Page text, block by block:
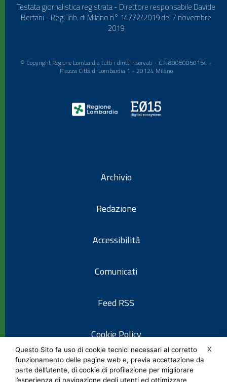
Testata giornalistica registrata - Direttore responsabile Davide
Bertani - Reg. Trib. di Milano n° 14772/2019 del 7 novembre
2019
© Copyright Regione Lombardia tutti i diritti riservati - C.F. 80050050154 -
Piazza Città di Lombardia 1 - 20124 Milano
Archivio
Redazione
Accessibilità
Comunicati
Feed RSS
Cookie Policy
Informativa privacy
X
Questo Sito fa uso di cookie tecnici necessari al corretto
funzionamento delle pagine web e, previa accettazione da
parte dell’utente, di cookie di profilazione per migliorare
l’esperienza di navigazione degli utenti ed ottimizzare